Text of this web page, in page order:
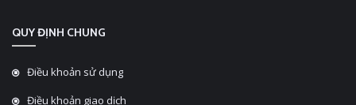
QUY ĐỊNH CHUNG
Điều khoản sử dụng
Điều khoản giao dịch